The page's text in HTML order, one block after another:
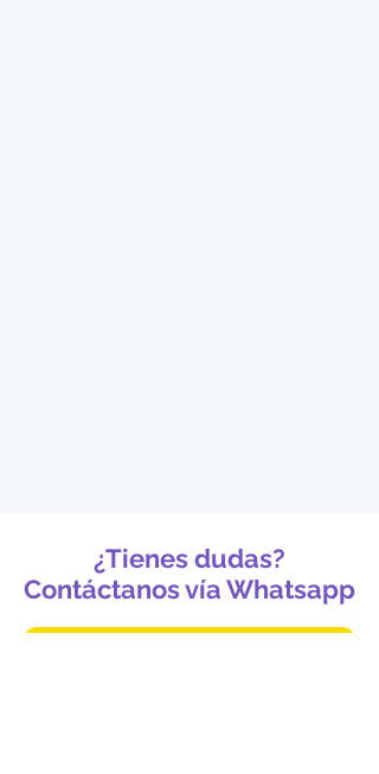
¿Tienes dudas?
Contáctanos vía Whatsapp
Contactar un asesor